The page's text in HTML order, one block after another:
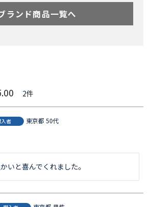
ランド商品一覧へ
2
入者 東京都 50代